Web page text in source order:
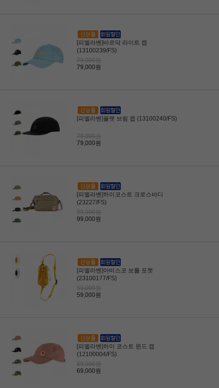
[피엘라벤]바르닥 라이트 캡
(13100239/FS)
79,000원
79,000원
[피엘라벤]플랫 브림 캡 (13100240/FS)
79,000원
79,000원
[피엘라벤]하이코스트 크로스바디
(23227/FS)
99,000원
99,000원
[피엘라벤]아비스코 보틀 포켓
(23100177/FS)
59,000원
59,000원
[피엘라벤]하이 코스트 윈드 캡
(12100004/FS)
69,000원
69,000원